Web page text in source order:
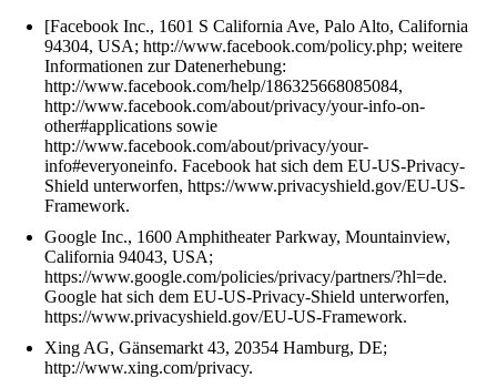
[Facebook Inc., 1601 S California Ave, Palo Alto, California
94304, USA; http://www.facebook.com/policy.php; weitere
Informationen zur Datenerhebung:
http://www.facebook.com/help/186325668085084,
http://www.facebook.com/about/privacy/your-info-on-
other#applications sowie
http://www.facebook.com/about/privacy/your-
info#everyoneinfo. Facebook hat sich dem EU-US-Privacy-
Shield unterworfen, https://www.privacyshield.gov/EU-US-
Framework.
Google Inc., 1600 Amphitheater Parkway, Mountainview,
California 94043, USA;
https://www.google.com/policies/privacy/partners/?hl=de.
Google hat sich dem EU-US-Privacy-Shield unterworfen,
https://www.privacyshield.gov/EU-US-Framework.
Xing AG, Gänsemarkt 43, 20354 Hamburg, DE;
http://www.xing.com/privacy.